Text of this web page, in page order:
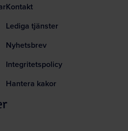
Kontakt
Lediga tjänster
Nyhetsbrev
Integritetspolicy
Hantera kakor